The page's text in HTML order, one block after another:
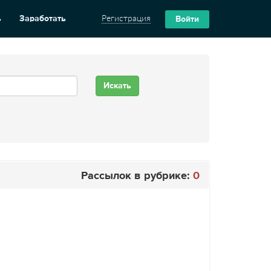
Заработать Регистрация Войти
Рассылок в рубрике: 0